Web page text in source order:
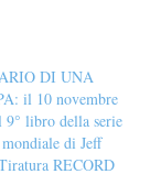
DI UNA
il 10 novembre
libro della serie
di Jeff
RECORD